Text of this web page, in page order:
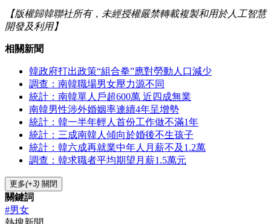
【版權歸韓聯社所有，未經授權嚴禁轉載複製和用於人工智慧
開發及利用】
相關新聞
韓政府打出政策“組合拳”應對勞動人口減少
調查：南韓職場男女壓力源不同
統計：南韓單人戶超600萬 近四成無業
南韓男性涉外婚姻率連續4年呈增勢
統計：韓一半年輕人首份工作做不滿1年
統計：三成南韓人傾向於婚後不生孩子
統計：韓六成再就業中年人月薪不及1.2萬
調查：韓求職者平均期望月薪1.5萬元
更多(+3) 關閉
關鍵詞
#男女